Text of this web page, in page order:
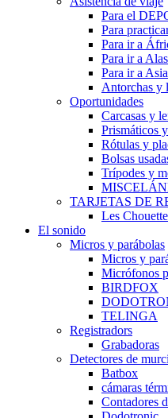
Para el
Para
Para ir a
Para ir a
Para ir a Asia
Antorchas y
Oportunidades
Carcasas y
Prismáticos
Rótulas y
Bolsas
Trípodes y
TARJETAS DE
Les
El sonido
Micros y parábolas
Micros y
Micrófonos
BIRDFOX
TELINGA
Registradors
Grabadoras
Detectores de
Batbox
cámaras
Contadores